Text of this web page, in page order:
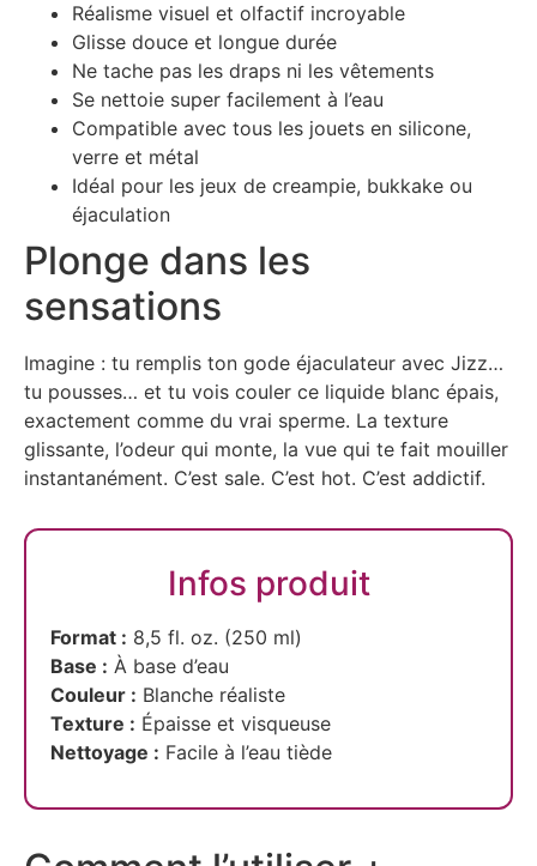
Réalisme visuel et olfactif incroyable
Glisse douce et longue durée
Ne tache pas les draps ni les vêtements
Se nettoie super facilement à l’eau
Compatible avec tous les jouets en silicone,
verre et métal
Idéal pour les jeux de creampie, bukkake ou
éjaculation
Plonge dans les
sensations
Imagine : tu remplis ton gode éjaculateur avec Jizz…
tu pousses… et tu vois couler ce liquide blanc épais,
exactement comme du vrai sperme. La texture
glissante, l’odeur qui monte, la vue qui te fait mouiller
instantanément. C’est sale. C’est hot. C’est addictif.
Infos produit
Format : 8,5 fl. oz. (250 ml)
Base : À base d’eau
Couleur : Blanche réaliste
Texture : Épaisse et visqueuse
Nettoyage : Facile à l’eau tiède